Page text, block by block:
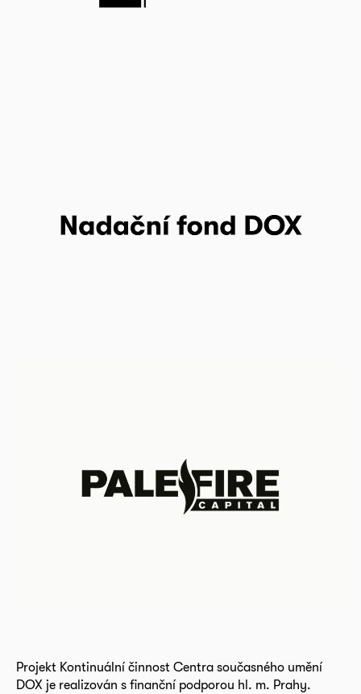
Projekt Kontinuální činnost Centra současného umění
DOX je realizován s finanční podporou hl. m. Prahy.